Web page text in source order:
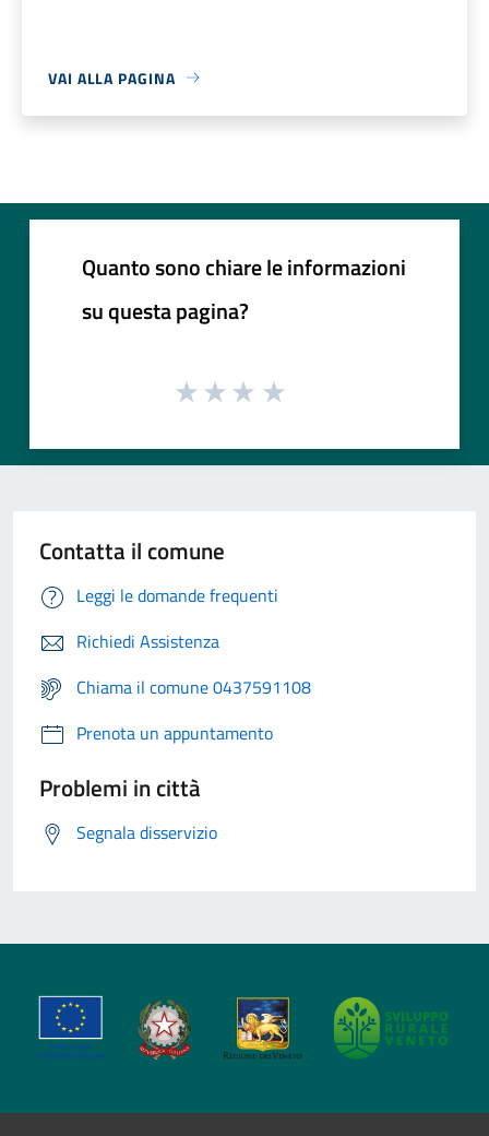
VAI ALLA PAGINA
Quanto sono chiare le informazioni
su questa pagina?
Contatta il comune
Leggi le domande frequenti
Richiedi Assistenza
Chiama il comune 0437591108
Prenota un appuntamento
Problemi in città
Segnala disservizio